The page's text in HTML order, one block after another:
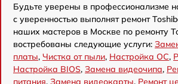
Будьте уверены в профессионализме
с уверенностью выполнят ремонт
наших мастеров в Москве по ремонту
востребованы следующие услуги:
платы, Чистка от пыли, Настройка ОС,
Настройка BIOS, Замена видеочипа,
питания, Замена видеокарты, Ремонт